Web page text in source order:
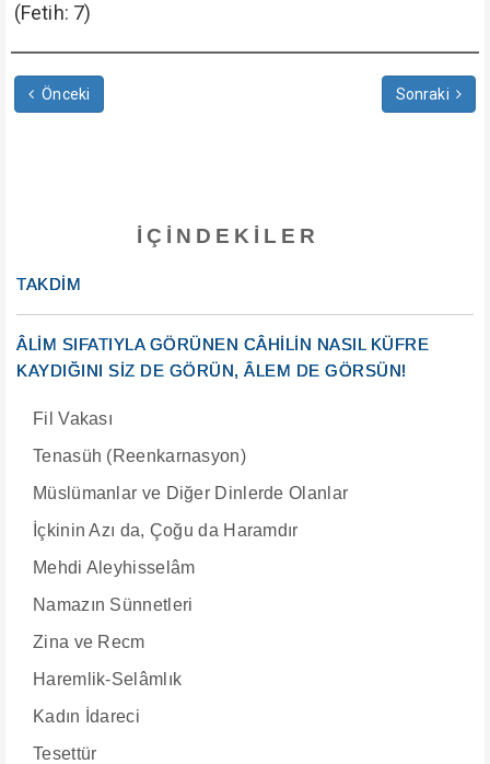
(Fetih: 7)
Önceki Sonraki
İÇINDEKILER
TAKDİM
ÂLİM SIFATIYLA GÖRÜNEN CÂHİLİN NASIL KÜFRE
KAYDIĞINI SİZ DE GÖRÜN, ÂLEM DE GÖRSÜN!
Fil Vakası
Tenasüh (Reenkarnasyon)
Müslümanlar ve Diğer Dinlerde Olanlar
İçkinin Azı da, Çoğu da Haramdır
Mehdi Aleyhisselâm
Namazın Sünnetleri
Zina ve Recm
Haremlik-Selâmlık
Kadın İdareci
Tesettür